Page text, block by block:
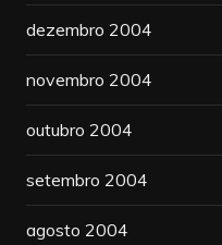
dezembro 2004
novembro 2004
outubro 2004
setembro 2004
agosto 2004